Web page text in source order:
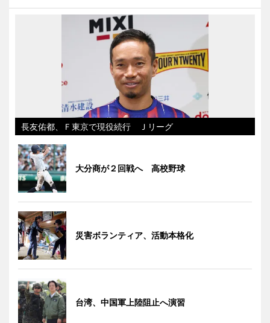
長友佑都、Ｆ東京で現役続行 Ｊリーグ
大分商が２回戦へ 高校野球
災害ボランティア、活動本格化
台湾、中国軍上陸阻止へ演習